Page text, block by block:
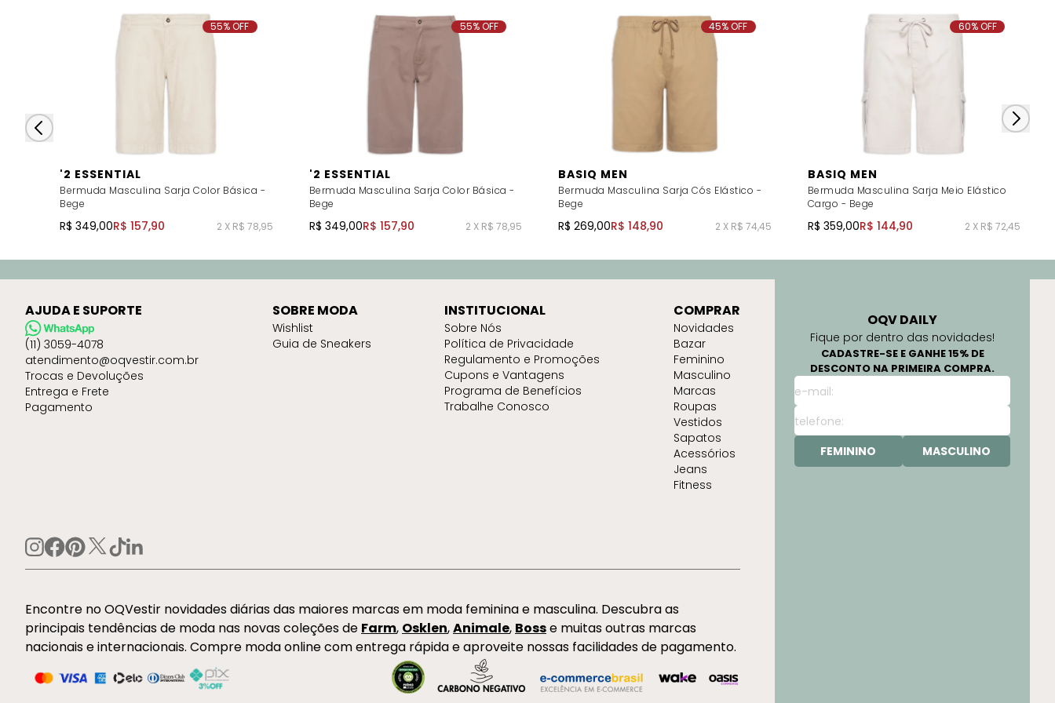
'2 ESSENTIAL
Bermuda Masculina Sarja Color Básica -
Bege
R$ 349,00R$ 157,90 2 X R$ 78,95
55% OFF
'2 ESSENTIAL
Bermuda Masculina Sarja Color Básica -
Bege
R$ 349,00R$ 157,90 2 X R$ 78,95
55% OFF
BASIQ MEN
Bermuda Masculina Sarja Cós Elástico -
Bege
R$ 269,00R$ 148,90 2 X R$ 74,45
45% OFF
BASIQ MEN
Bermuda Masculina Sarja Meio Elástico
Cargo - Bege
R$ 359,00R$ 144,90 2 X R$ 72,45
60% OFF
OQV DAILY
Fique por dentro das novidades!
CADASTRE-SE E GANHE 15% DE
DESCONTO NA PRIMEIRA COMPRA.
FEMININO MASCULINO
AJUDA E SUPORTE
(11) 3059-4078
atendimento@oqvestir.com.br
Trocas e Devoluções
Entrega e Frete
Pagamento
SOBRE MODA
Wishlist
Guia de Sneakers
INSTITUCIONAL
Sobre Nós
Política de Privacidade
Regulamento e Promoções
Cupons e Vantagens
Programa de Benefícios
Trabalhe Conosco
COMPRAR
Novidades
Bazar
Feminino
Masculino
Marcas
Roupas
Vestidos
Sapatos
Acessórios
Jeans
Fitness
Encontre no OQVestir novidades diárias das maiores marcas em moda feminina e masculina. Descubra as
principais tendências de moda nas novas coleções de Farm, Osklen,Animale, Bosse muitas outras marcas
nacionais e internacionais. Compre moda online com entrega rápida e aproveite nossas facilidades de pagamento.